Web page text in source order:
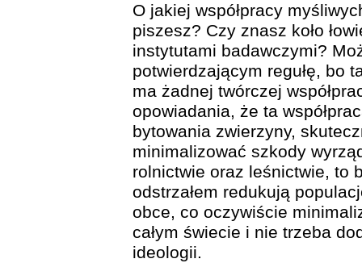
O jakiej współpracy
piszesz? Czy znasz koło
instytutami badawczymi?
potwierdzającym regułę, bo
ma żadnej twórczej
opowiadania, że ta
bytowania zwierzyny,
minimalizować szkody
rolnictwie oraz leśnictwie, to
odstrzałem redukują
obce, co oczywiście
całym świecie i nie trzeba
ideologii.